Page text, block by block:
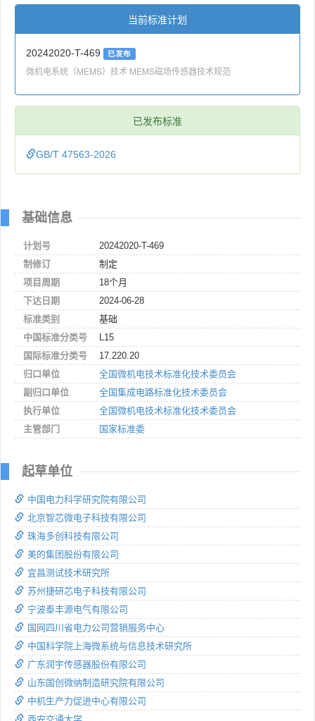
当前标准计划
20242020-T-469 已发布
微机电系统（MEMS）技术 MEMS磁场传感器技术规范
已发布标准
GB/T 47563-2026
基础信息
计划号
20242020-T-469
制修订
制定
项目周期
18个月
下达日期
2024-06-28
标准类别
基础
中国标准分类号
L15
国际标准分类号
17.220.20
归口单位
全国微机电技术标准化技术委员会
副归口单位
全国集成电路标准化技术委员会
执行单位
全国微机电技术标准化技术委员会
主管部门
国家标准委
起草单位
中国电力科学研究院有限公司
北京智芯微电子科技有限公司
珠海多创科技有限公司
美的集团股份有限公司
宜昌测试技术研究所
苏州捷研芯电子科技有限公司
宁波泰丰源电气有限公司
国网四川省电力公司营销服务中心
中国科学院上海微系统与信息技术研究所
广东润宇传感器股份有限公司
山东国创微纳制造研究院有限公司
中机生产力促进中心有限公司